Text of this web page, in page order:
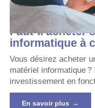
Faut-il acheter
informatique à
Vous désirez acheter
matériel informatique
investissement en
En savoir plus